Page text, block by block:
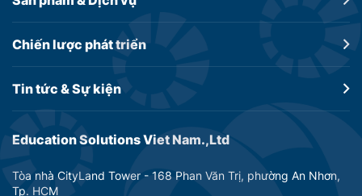
Education Solutions Viet Nam.,Ltd
Tòa nhà CityLand Tower - 168 Phan Văn Trị, phường An Nhơn,
Tp. HCM
Chiến lược phát triển
Tin tức &Sự kiện